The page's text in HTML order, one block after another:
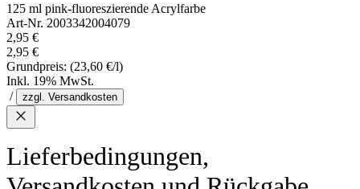
125 ml pink-fluoreszierende Acrylfarbe
Art-Nr. 2003342004079
2,95 €
2,95 €
Grundpreis: (23,60 €/l)
Inkl. 19% MwSt.
/
zzgl. Versandkosten
Lieferbedingungen,